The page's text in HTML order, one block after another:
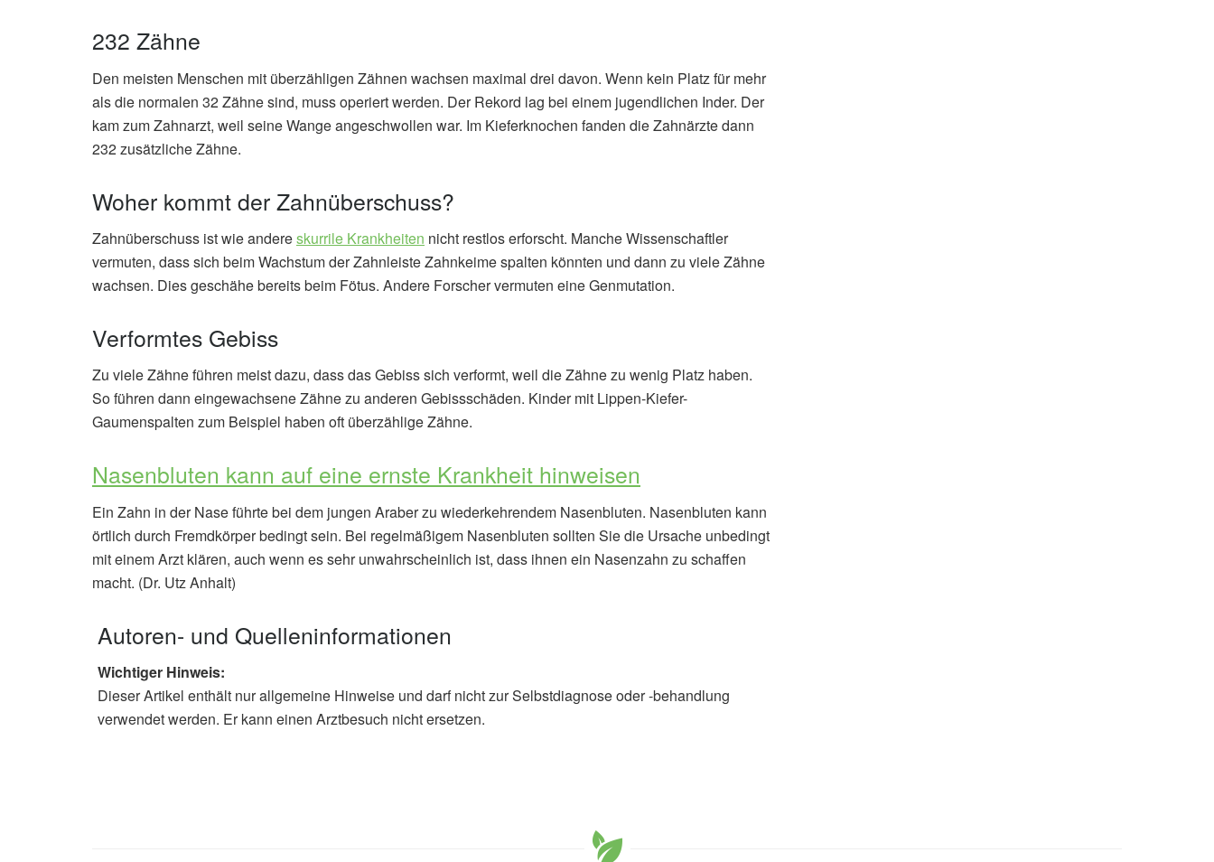
232 Zähne
Den meisten Menschen mit überzähligen Zähnen wachsen maximal drei davon. Wenn kein Platz für mehr
als die normalen 32 Zähne sind, muss operiert werden. Der Rekord lag bei einem jugendlichen Inder. Der
kam zum Zahnarzt, weil seine Wange angeschwollen war. Im Kieferknochen fanden die Zahnärzte dann
232 zusätzliche Zähne.
Woher kommt der Zahnüberschuss?
Zahnüberschuss ist wie andereskurrile Krankheiten nicht restlos erforscht. Manche Wissenschaftler
vermuten, dass sich beim Wachstum der Zahnleiste Zahnkeime spalten könnten und dann zu viele Zähne
wachsen. Dies geschähe bereits beim Fötus. Andere Forscher vermuten eine Genmutation.
Verformtes Gebiss
Zu viele Zähne führen meist dazu, dass das Gebiss sich verformt, weil die Zähne zu wenig Platz haben.
So führen dann eingewachsene Zähne zu anderen Gebissschäden. Kinder mit Lippen-Kiefer-
Gaumenspalten zum Beispiel haben oft überzählige Zähne.
Nasenbluten kann auf eine ernste Krankheit hinweisen
Ein Zahn in der Nase führte bei dem jungen Araber zu wiederkehrendem Nasenbluten. Nasenbluten kann
örtlich durch Fremdkörper bedingt sein. Bei regelmäßigem Nasenbluten sollten Sie die Ursache unbedingt
mit einem Arzt klären, auch wenn es sehr unwahrscheinlich ist, dass ihnen ein Nasenzahn zu schaffen
macht. (Dr. Utz Anhalt)
Autoren- und Quelleninformationen
Wichtiger Hinweis:
Dieser Artikel enthält nur allgemeine Hinweise und darf nicht zur Selbstdiagnose oder -behandlung
verwendet werden. Er kann einen Arztbesuch nicht ersetzen.